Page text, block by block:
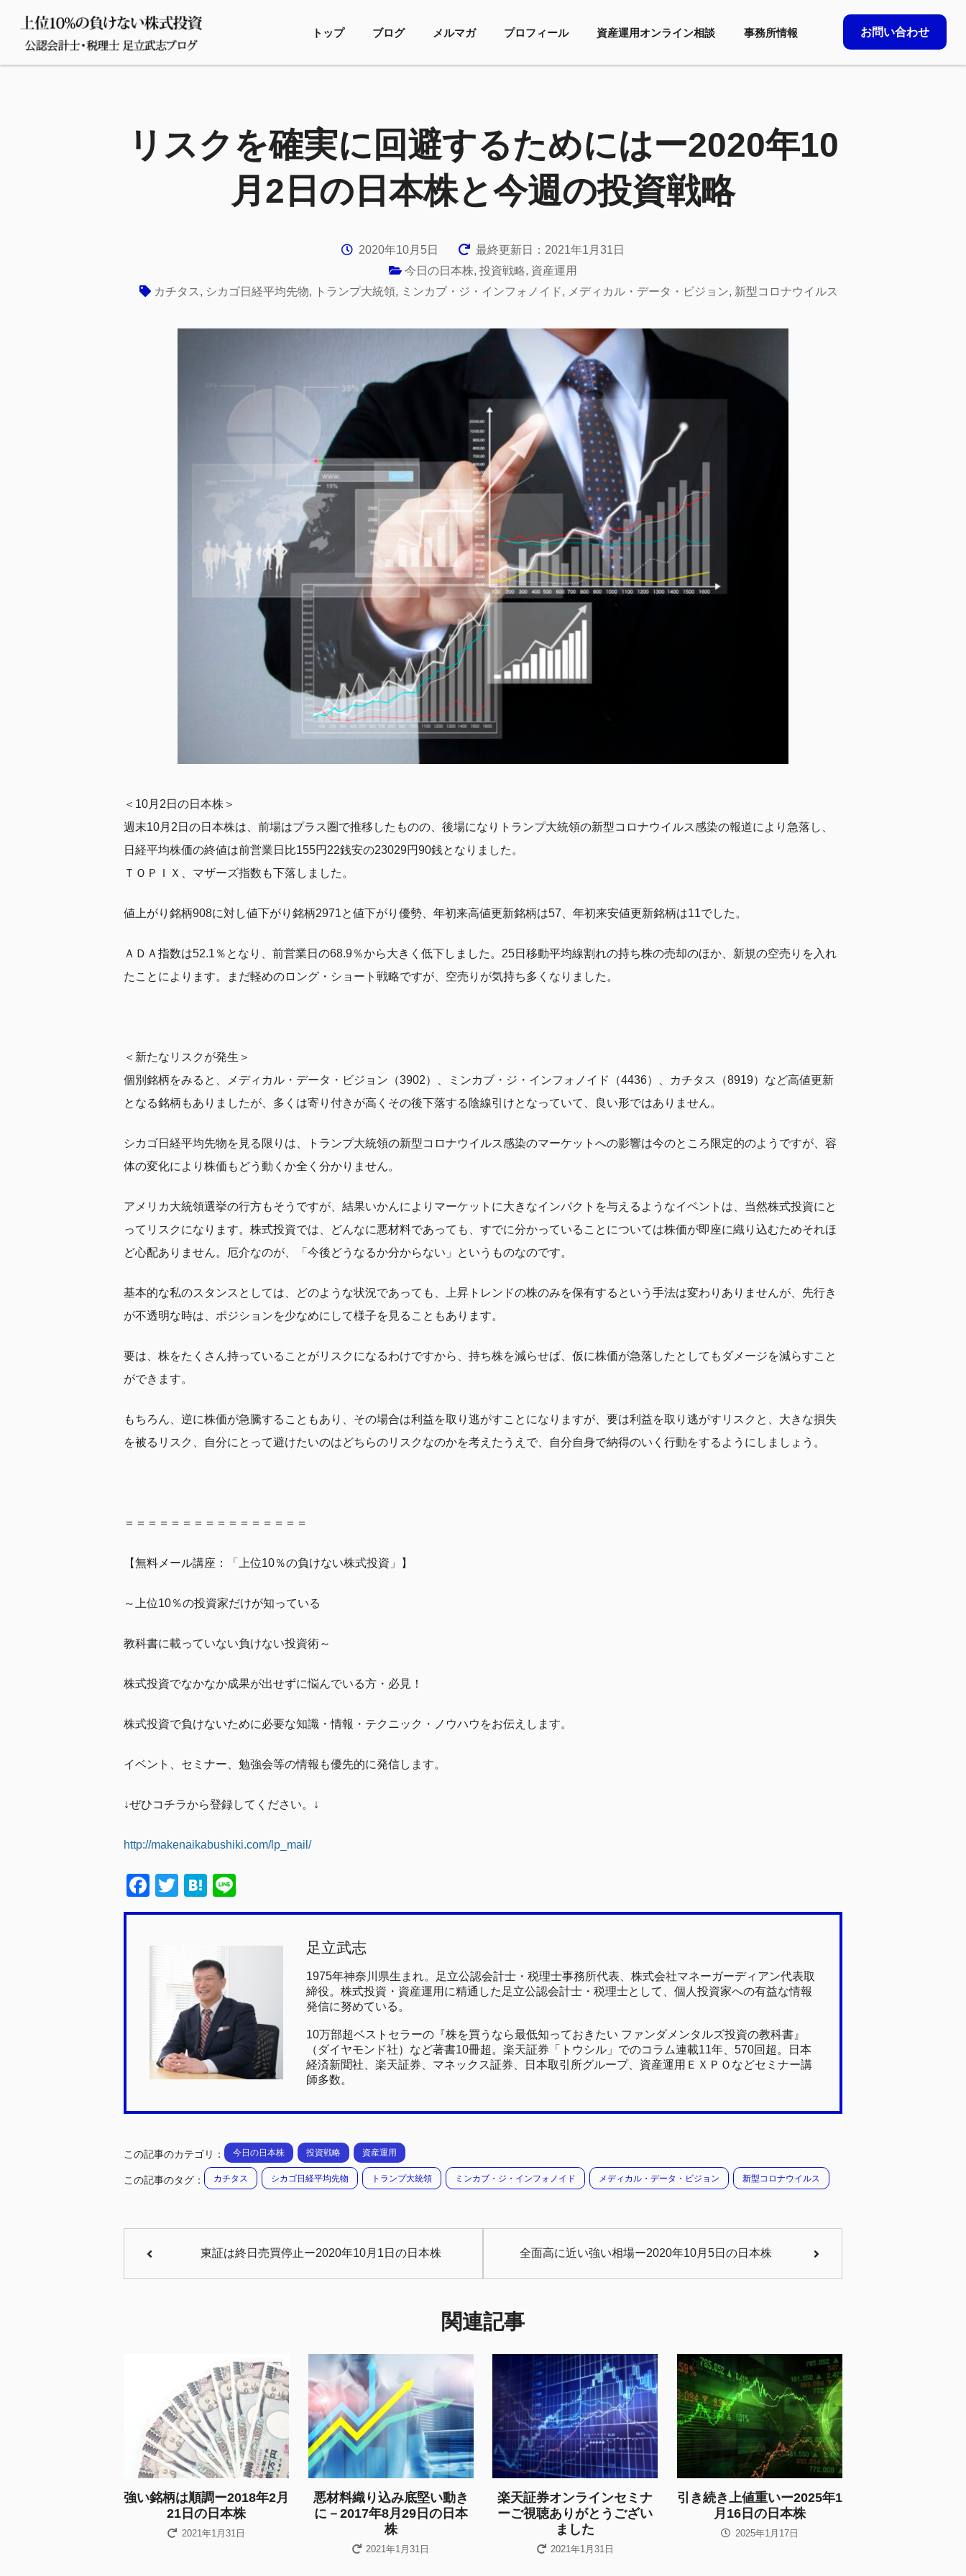
トップ ブログ メルマガ プロフィール 資産運用オンライン相談 事務所情報 お問い合わせ
リスクを確実に回避するためにはー2020年10
月2日の日本株と今週の投資戦略
2020年10月5日
最終更新日：2021年1月31日
今日の日本株, 投資戦略, 資産運用
カチタス , シカゴ日経平均先物, トランプ大統領, ミンカブ・ジ・インフォノイド, メディカル・データ・ビジョン, 新型コロナウイルス
＜10月2日の日本株＞
週末10月2日の日本株は、前場はプラス圏で推移したものの、後場になりトランプ大統領の新型コロナウイルス感染の報道により急落し、
日経平均株価の終値は前営業日比155円22銭安の23029円90銭となりました。
ＴＯＰＩＸ、マザーズ指数も下落しました。
値上がり銘柄908に対し値下がり銘柄2971と値下がり優勢、年初来高値更新銘柄は57、年初来安値更新銘柄は11でした。
ＡＤＡ指数は52.1％となり、前営業日の68.9％から大きく低下しました。25日移動平均線割れの持ち株の売却のほか、新規の空売りを入れ
たことによります。まだ軽めのロング・ショート戦略ですが、空売りが気持ち多くなりました。
＜新たなリスクが発生＞
個別銘柄をみると、メディカル・データ・ビジョン（3902）、ミンカブ・ジ・インフォノイド（4436）、カチタス（8919）など高値更新
となる銘柄もありましたが、多くは寄り付きが高くその後下落する陰線引けとなっていて、良い形ではありません。
シカゴ日経平均先物を見る限りは、トランプ大統領の新型コロナウイルス感染のマーケットへの影響は今のところ限定的のようですが、容
体の変化により株価もどう動くか全く分かりません。
アメリカ大統領選挙の行方もそうですが、結果いかんによりマーケットに大きなインパクトを与えるようなイベントは、当然株式投資にと
ってリスクになります。株式投資では、どんなに悪材料であっても、すでに分かっていることについては株価が即座に織り込むためそれほ
ど心配ありません。厄介なのが、「今後どうなるか分からない」というものなのです。
基本的な私のスタンスとしては、どのような状況であっても、上昇トレンドの株のみを保有するという手法は変わりありませんが、先行き
が不透明な時は、ポジションを少なめにして様子を見ることもあります。
要は、株をたくさん持っていることがリスクになるわけですから、持ち株を減らせば、仮に株価が急落したとしてもダメージを減らすこと
ができます。
もちろん、逆に株価が急騰することもあり、その場合は利益を取り逃がすことになりますが、要は利益を取り逃がすリスクと、大きな損失
を被るリスク、自分にとって避けたいのはどちらのリスクなのかを考えたうえで、自分自身で納得のいく行動をするようにしましょう。
＝＝＝＝＝＝＝＝＝＝＝＝＝＝＝＝
【無料メール講座：「上位10％の負けない株式投資」】
～上位10％の投資家だけが知っている
教科書に載っていない負けない投資術～
株式投資でなかなか成果が出せずに悩んでいる方・必見！
株式投資で負けないために必要な知識・情報・テクニック・ノウハウをお伝えします。
イベント、セミナー、勉強会等の情報も優先的に発信します。
↓ぜひコチラから登録してください。↓
http://makenaikabushiki.com/lp_mail/
F
a
e
b
o
o
k
T
wi
H
at
n
a
n
足立武志
1975年神奈川県生まれ。足立公認会計士・税理士事務所代表、株式会社マネーガーディアン代表取
締役。株式投資・資産運用に精通した足立公認会計士・税理士として、個人投資家への有益な情報
発信に努めている。
10万部超ベストセラーの『株を買うなら最低知っておきたい ファンダメンタルズ投資の教科書』
（ダイヤモンド社）など著書10冊超。楽天証券「トウシル」でのコラム連載11年、570回超。日本
経済新聞社、楽天証券、マネックス証券、日本取引所グループ、資産運用ＥＸＰＯなどセミナー講
師多数。
この記事のカテゴリ： 今日の日本株 投資戦略 資産運用
この記事のタグ： カチタス シカゴ日経平均先物 トランプ大統領 ミンカブ・ジ・インフォノイド メディカル・データ・ビジョン 新型コロナウイルス
東証は終日売買停止ー2020年10月1日の日本株 全面高に近い強い相場ー2020年10月5日の日本株
関連記事
強い銘柄は順調ー2018年2月
21日の日本株
2021年1月31日
悪材料織り込み底堅い動き
に－2017年8月29日の日本
株
2021年1月31日
楽天証券オンラインセミナ
ーご視聴ありがとうござい
ました
2021年1月31日
引き続き上値重いー2025年1
月16日の日本株
2025年1月17日